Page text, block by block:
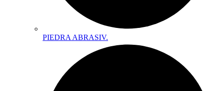
PIEDRA ABRASIV.